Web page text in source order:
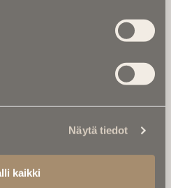
Näytä tiedot
kaikki
keskittynyt uusi ja
Julkaisemme uusimmat